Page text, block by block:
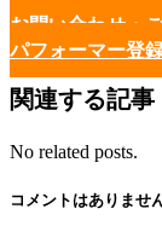
お問い合わせ・
パフォーマー登
関連する記事
No related posts.
コメントはありませ